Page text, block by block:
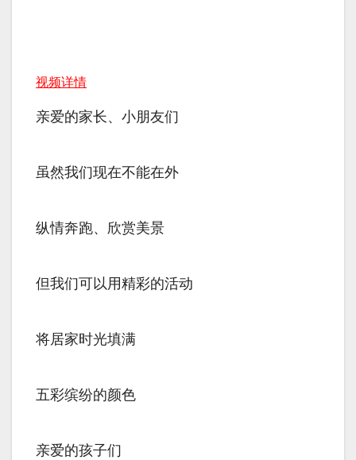
视频详情
亲爱的家长、小朋友们
虽然我们现在不能在外
纵情奔跑、欣赏美景
但我们可以用精彩的活动
将居家时光填满
五彩缤纷的颜色
亲爱的孩子们